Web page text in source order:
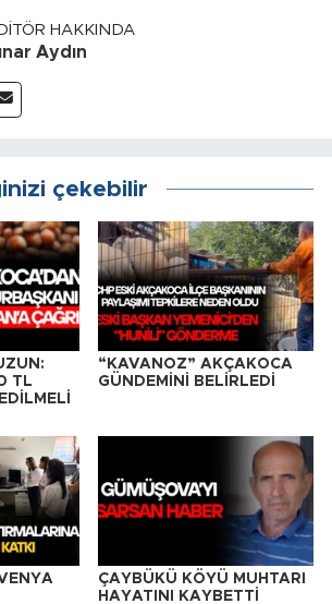
HAKKINDA
Aydın
çekebilir
TL
“KAVANOZ” AKÇAKOCA
GÜNDEMİNİ BELİRLEDİ
ÇAYBÜKÜ KÖYÜ MUHTARI
HAYATINI KAYBETTİ